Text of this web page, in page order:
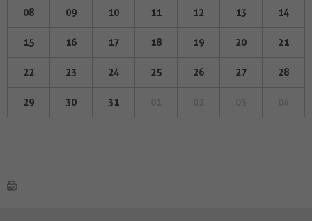
08 09 10 11 12 13 14
15 16 17 18 19 20 21
22 23 24 25 26 27 28
29 30 31